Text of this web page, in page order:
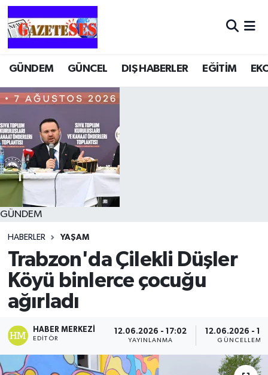
GÜNDEM GÜNCEL DIŞ HABERLER EĞİTİM
GÜNDEM
HABERLER YAŞAM
Trabzon'da Çilekli Düşler
Köyü binlerce çocuğu
ağırladı
HABER MERKEZI
EDITÖR
12.06.2026 - 17:02
YAYINLANMA
12.06.2026 -
GÜNCELLEME